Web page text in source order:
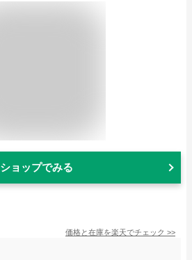
ショップでみる
価格と在庫を楽天でチェック >>